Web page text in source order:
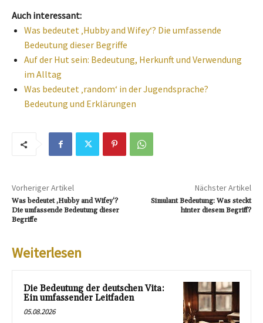
Auch interessant:
Was bedeutet ‚Hubby and Wifey‘? Die umfassende
Bedeutung dieser Begriffe
Auf der Hut sein: Bedeutung, Herkunft und Verwendung
im Alltag
Was bedeutet ‚random‘ in der Jugendsprache?
Bedeutung und Erklärungen
Vorheriger Artikel
Was bedeutet ‚Hubby and Wifey‘?
Die umfassende Bedeutung dieser
Begriffe
Nächster Artikel
Simulant Bedeutung: Was steckt
hinter diesem Begriff?
Weiterlesen
Die Bedeutung der deutschen Vita:
Ein umfassender Leitfaden
05.08.2026